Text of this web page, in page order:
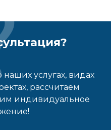
услугах, видах
рассчитаем
индивидуальное